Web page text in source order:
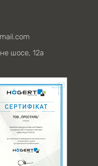
шосе, 12а